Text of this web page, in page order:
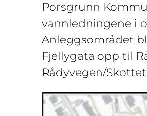
Porsgrunn
vannledningene i
Anleggsområdet
Fjellygata opp til
Rådyvegen/Skottet.